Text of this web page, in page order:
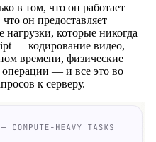
в том, что он работает
он предоставляет
которые никогда
— кодирование видео,
времени, физические
— и все это во
к серверу.